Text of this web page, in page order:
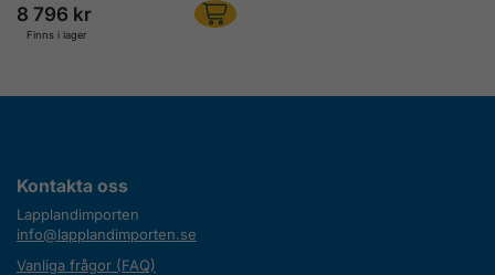
8 796 kr
Finns i lager
Kontakta oss
Lapplandimporten
info@lapplandimporten.se
Vanliga frågor (FAQ)